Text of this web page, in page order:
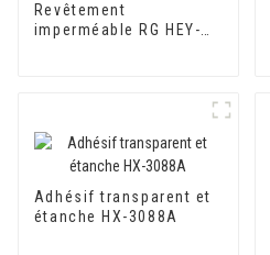
Revêtement
imperméable RG HEY-
Adhésif transparent et
étanche HX-3088A